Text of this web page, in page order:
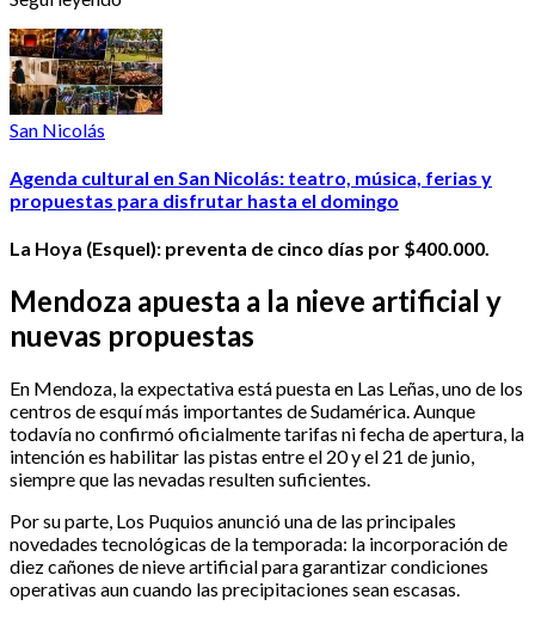
San Nicolás
Agenda cultural en San Nicolás: teatro, música, ferias y
propuestas para disfrutar hasta el domingo
La Hoya (Esquel): preventa de cinco días por $400.000.
Mendoza apuesta a la nieve artificial y
nuevas propuestas
En Mendoza, la expectativa está puesta en Las Leñas, uno de los
centros de esquí más importantes de Sudamérica. Aunque
todavía no confirmó oficialmente tarifas ni fecha de apertura, la
intención es habilitar las pistas entre el 20 y el 21 de junio,
siempre que las nevadas resulten suficientes.
Por su parte, Los Puquios anunció una de las principales
novedades tecnológicas de la temporada: la incorporación de
diez cañones de nieve artificial para garantizar condiciones
operativas aun cuando las precipitaciones sean escasas.